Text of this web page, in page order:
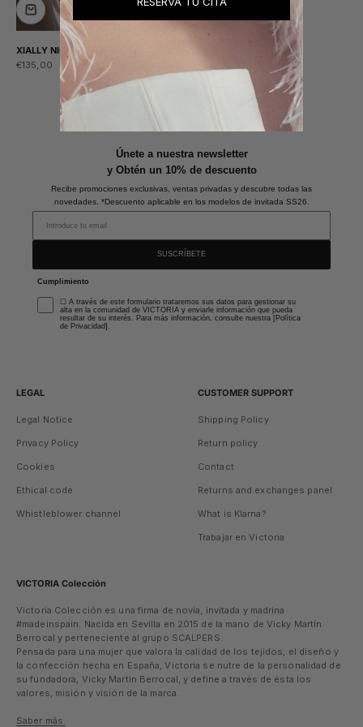
XIALLY NIGHTGOWN
Sale price
€135,00
Únete a nuestra newsletter
y Obtén un 10% de descuento
Recibe promociones exclusivas, ventas privadas y descubre todas las
novedades. *Descuento aplicable en los modelos de invitada SS26.
SUSCRÍBETE
Cumplimiento
☐ A través de este formulario trataremos sus datos para gestionar su
alta en la comunidad de VICTORIA y enviarle información que pueda
resultar de su interés. Para más información, consulte nuestra [Política
de Privacidad].
LEGAL
Legal Notice
Privacy Policy
Cookies
Ethical code
Whistleblower channel
CUSTOMER SUPPORT
Shipping Policy
Return policy
Contact
Returns and exchanges panel
What is Klarna?
Trabajar en Victoria
VICTORIA Colección
Victoria Colección es una firma de novia, invitada y madrina
#madeinspain. Nacida en Sevilla en 2015 de la mano de Vicky Martín
Berrocal y perteneciente al grupo SCALPERS.
Pensada para una mujer que valora la calidad de los tejidos, el diseño y
la confección hecha en España, Victoria se nutre de la personalidad de
su fundadora, Vicky Martin Berrocal, y define a través de ésta los
valores, misión y visión de la marca.
Saber más.